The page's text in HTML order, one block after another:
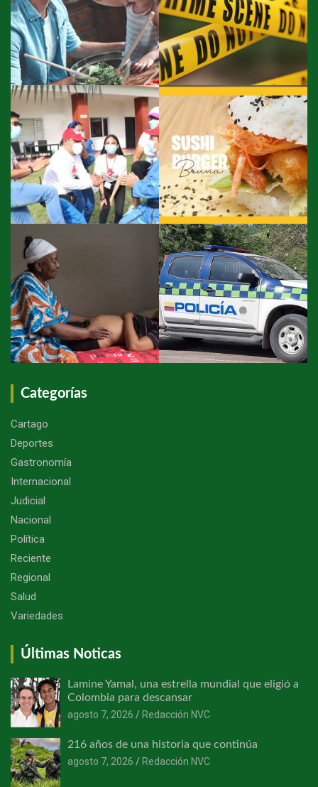
Categorías
Cartago
Deportes
Gastronomía
Internacional
Judicial
Nacional
Política
Reciente
Regional
Salud
Variedades
Últimas Noticas
Lamine Yamal, una estrella mundial que eligió a
Colombia para descansar
agosto 7, 2026
Redacción NVC
216 años de una historia que continúa
agosto 7, 2026
Redacción NVC